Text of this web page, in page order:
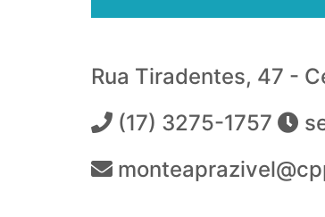
Rua Tiradentes, 47 -
(17) 3275-1757